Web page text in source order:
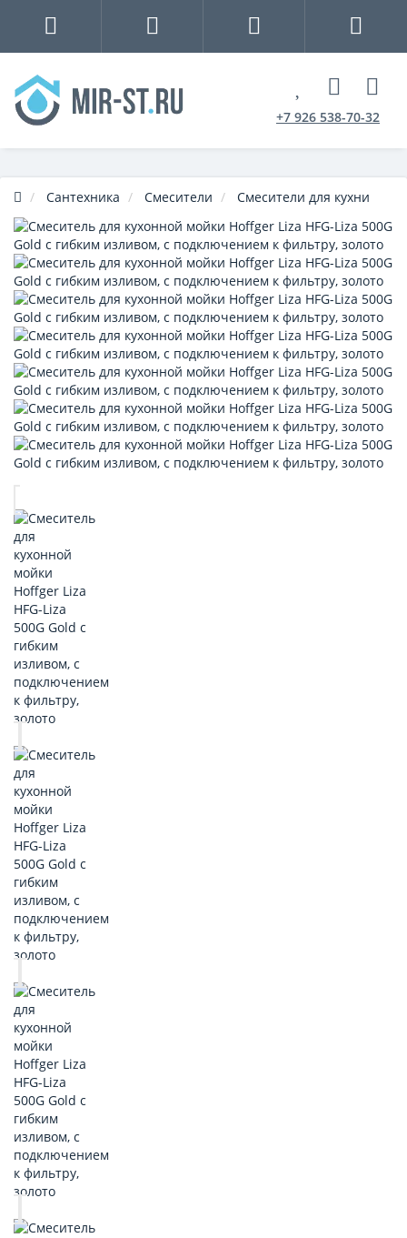
+7 926 538-70-32
Сантехника Смесители Смесители для кухни